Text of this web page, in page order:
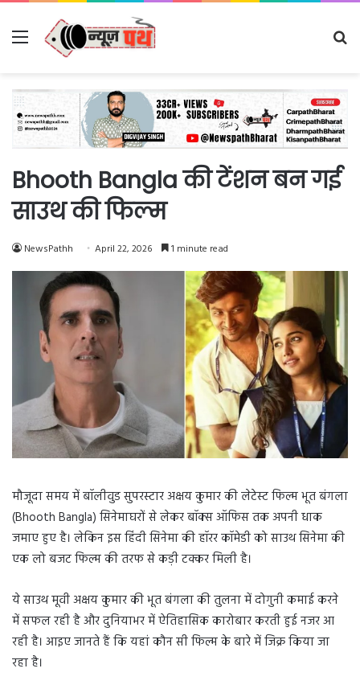
Menu
Bhooth Bangla की टेंशन बन गई
साउथ की फिल्म
NewsPathh April 22, 2026 1 minute read
मौजूदा समय में बॉलीवुड सुपरस्टार अक्षय कुमार की लेटेस्ट फिल्म भूत बंगला
(Bhooth Bangla) सिनेमाघरों से लेकर बॉक्स ऑफिस तक अपनी धाक
जमाए हुए है। लेकिन इस हिंदी सिनेमा की हॉरर कॉमेडी को साउथ सिनेमा की
एक लो बजट फिल्म की तरफ से कड़ी टक्कर मिली है।
ये साउथ मूवी अक्षय कुमार की भूत बंगला की तुलना में दोगुनी कमाई करने
में सफल रही है और दुनियाभर में ऐतिहासिक कारोबार करती हुई नजर आ
रही है। आइए जानते हैं कि यहां कौन सी फिल्म के बारे में जिक्र किया जा
रहा है।